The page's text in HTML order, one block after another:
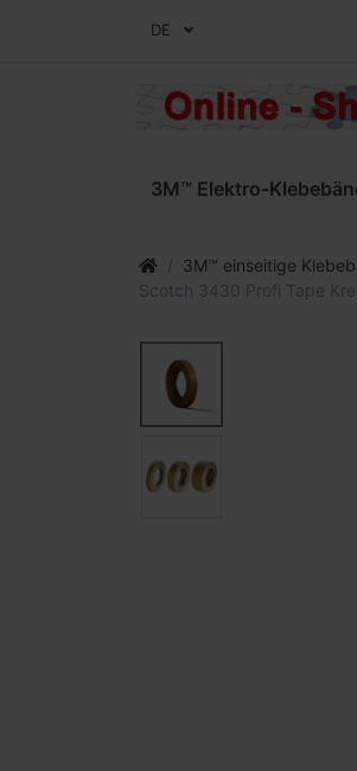
DE
3M™ Elektro-
3M™ einseitige
Scotch 3430 Profi Tape